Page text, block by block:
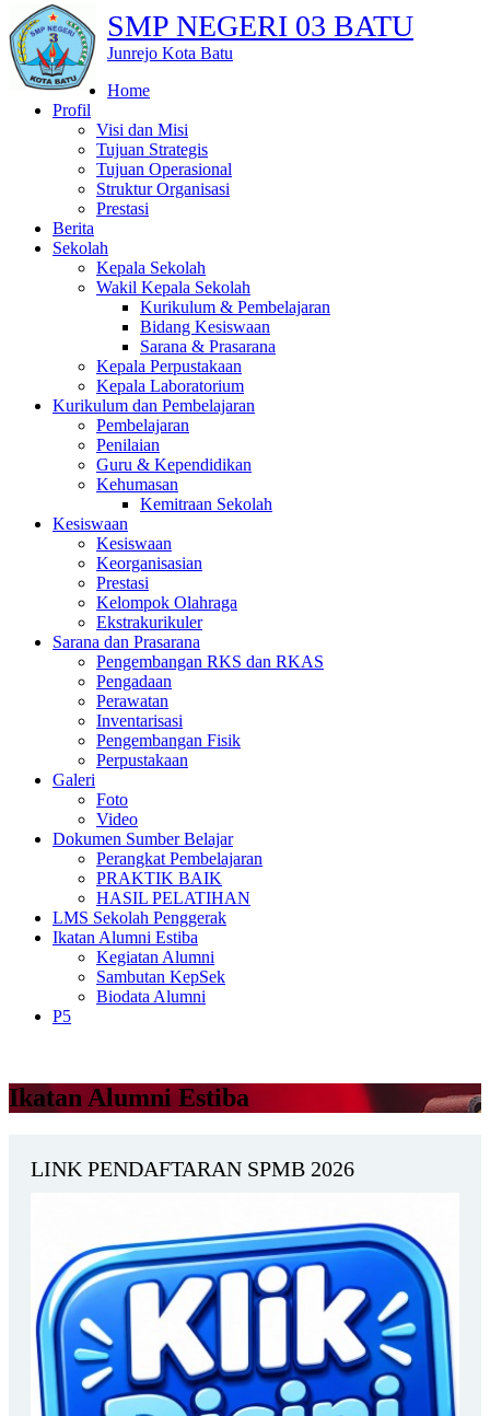
SMP NEGERI 03 BATU
Junrejo Kota Batu
Home
Profil
Visi dan Misi
Tujuan Strategis
Tujuan Operasional
Struktur Organisasi
Prestasi
Berita
Sekolah
Kepala Sekolah
Wakil Kepala Sekolah
Kurikulum & Pembelajaran
Bidang Kesiswaan
Sarana & Prasarana
Kepala Perpustakaan
Kepala Laboratorium
Kurikulum dan Pembelajaran
Pembelajaran
Penilaian
Guru & Kependidikan
Kehumasan
Kemitraan Sekolah
Kesiswaan
Kesiswaan
Keorganisasian
Prestasi
Kelompok Olahraga
Ekstrakurikuler
Sarana dan Prasarana
Pengembangan RKS dan RKAS
Pengadaan
Perawatan
Inventarisasi
Pengembangan Fisik
Perpustakaan
Galeri
Foto
Video
Dokumen Sumber Belajar
Perangkat Pembelajaran
PRAKTIK BAIK
HASIL PELATIHAN
LMS Sekolah Penggerak
Ikatan Alumni Estiba
Kegiatan Alumni
Sambutan KepSek
Biodata Alumni
P5
Ikatan Alumni Estiba
LINK PENDAFTARAN SPMB 2026